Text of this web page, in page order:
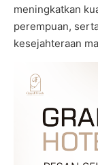
meningkatkan
perempuan,
kesejahteraan